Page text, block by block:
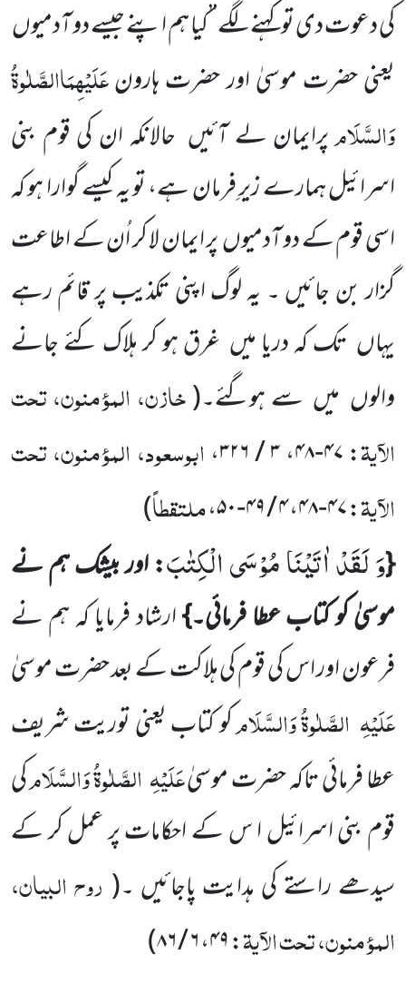
کی دعوت دی تو کہنے لگے’’کیا ہم اپنے جیسے دو آدمیوں
یعنی حضرت موسیٰ اور حضرت ہارونعَلَیْہِمَاالصَّلٰوۃُ
وَالسَّلَامپرایمان لے آئیں حالانکہ ان کی قوم بنی
اسرائیل ہمارے زیرِ فرمان ہے، تو یہ کیسے گوارا ہو کہ
اسی قوم کے دو آدمیوںپر ایمان لا کر اُن کے اطاعت
گزار بن جائیں ۔ یہ لوگ اپنی تکذیب پر قائم رہے
یہاں تک کہ دریا میں غرق ہو کر ہلاک کئے جانے
والوں میں سے ہوگئے۔(خازن، المؤمنون، تحت
الآیۃ:۴۷-۴۸ ،۳ / ۳۲۶ ، ابوسعود، المؤمنون، تحت
الآیۃ:۴۷-۴۸ ،۴ / ۴۹-۵۰ ،ملتقطاً)
{وَ لَقَدْ اٰتَیْنَا مُوْسَى الْكِتٰبَ: اور بیشک ہم نے
موسیٰ کو کتاب عطا فرمائی۔}ارشاد فرمایا کہ ہم نے
فرعون اور اس کی قوم کی ہلاکت کے بعد حضرت موسیٰ
عَلَیْہِ الصَّلٰوۃُ وَالسَّلَامکو کتاب یعنی توریت شریف
عطا فرمائی تاکہ حضرت موسیٰعَلَیْہِ الصَّلٰوۃُ وَالسَّلَامکی
قوم بنی اسرائیل ا س کے احکامات پر عمل کر کے
سیدھے راستے کی ہدایت پاجائیں ۔( روح البیان،
المؤمنون، تحت الآیۃ:۴۹،۶ / ۸۶ )